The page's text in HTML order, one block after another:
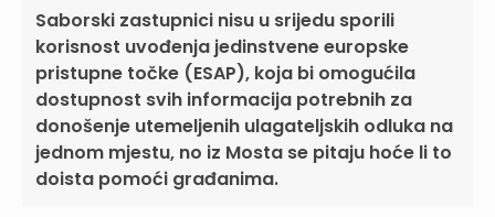
Saborski zastupnici nisu u srijedu sporili
korisnost uvođenja jedinstvene europske
pristupne točke (ESAP), koja bi omogućila
dostupnost svih informacija potrebnih za
donošenje utemeljenih ulagateljskih odluka na
jednom mjestu, no iz Mosta se pitaju hoće li to
doista pomoći građanima.